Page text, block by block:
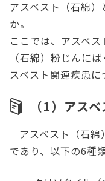
アスベスト（石綿
か。
ここでは、アスベ
（石綿）粉じんに
スベスト関連疾患に
（1）アス
アスベスト（石
であり、以下の6種